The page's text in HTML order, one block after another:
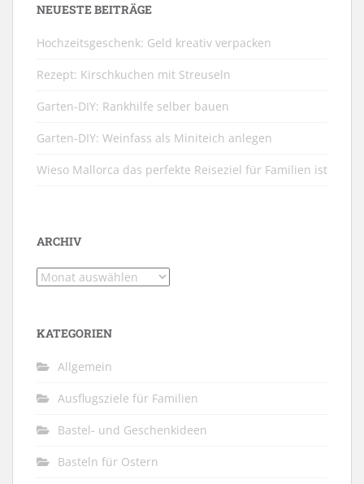
NEUESTE BEITRÄGE
Hochzeitsgeschenk: Geld kreativ verpacken
Rezept: Kirschkuchen mit Streuseln
Garten-DIY: Rankhilfe selber bauen
Garten-DIY: Weinfass als Miniteich anlegen
Wieso Mallorca das perfekte Reiseziel für Familien ist
ARCHIV
Archiv
KATEGORIEN
Allgemein
Ausflugsziele für Familien
Bastel- und Geschenkideen
Basteln für Ostern